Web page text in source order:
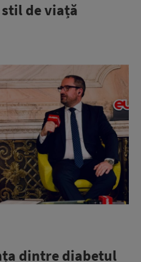
de viață
dintre diabetul